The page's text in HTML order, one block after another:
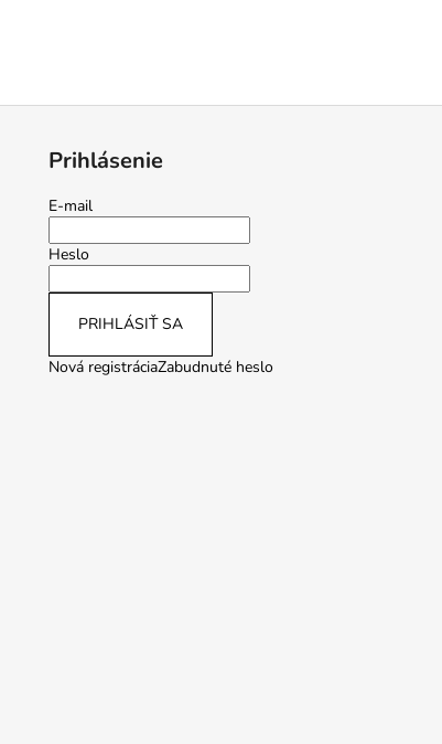
Prihlásenie
E-mail
Heslo
PRIHLÁSIŤ SA
Nová registráciaZabudnuté heslo